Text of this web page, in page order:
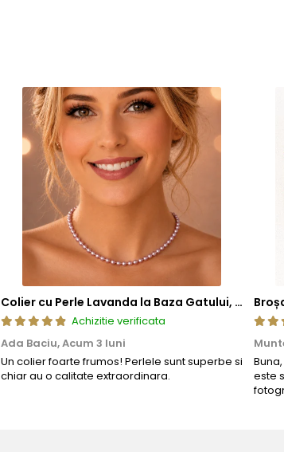
Colier cu Perle Lavanda la Baza Gatului, de 4-5 mm, Perle Rare, Calitate AAA+, Aur 14K | KASKADDA®
Achizitie verificata
Ada Baciu,Acum 3 luni
Un colier foarte frumos! Perlele sunt superbe si
chiar au o calitate extraordinara.
este